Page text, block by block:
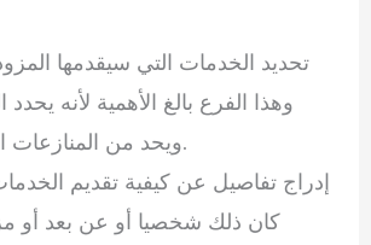
تحديد الخدمات التي سيقدمها
وهذا الفرع بالغ الأهمية لأنه يحدد
ويحد من المنازعات المحتملة.
إدراج تفاصيل عن كيفية تقديم
كان ذلك شخصيا أو عن بعد أو